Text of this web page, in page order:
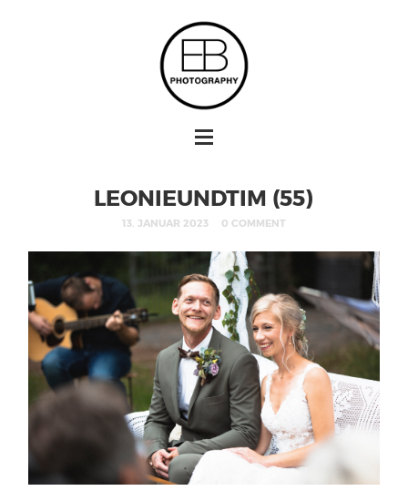
LEONIEUNDTIM (55)
13. JANUAR 2023 0 COMMENT